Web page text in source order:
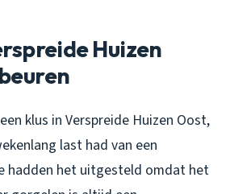
Huizen
klus in Verspreide Huizen Oost,
last had van een
hadden het uitgesteld omdat het